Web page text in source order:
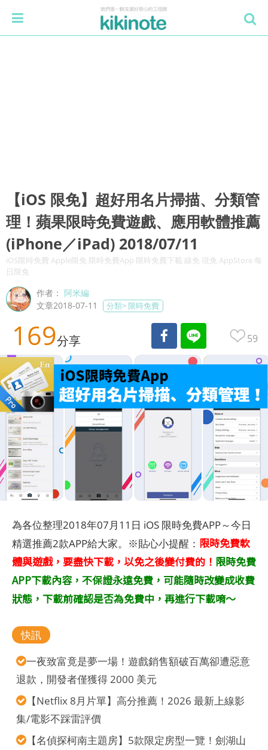
【iOS 限免】超好用名片掃描、分類管
理！蘋果限時免費遊戲、應用軟體推薦
(iPhone／iPad) 2018/07/11
iOS限時免費 Apple限免 限時免費App 限時免費下載 線免 現免 AppStore 每
日限免
作者： 阿米編
文章2018-07-11
分類>限時免費
169分享 59
為各位整理2018年07月11日 iOS 限時免費APP～今日
精選推薦2款APP給大家。※貼心小提醒： 限時免費軟
體與遊戲，要盡快下載，以免之後變付費的！ 限時免費
APP下載內容，不保證永遠免費，可能隨時改變成收費
狀態，下載前確認是否為免費中，再進行下載唷～
快訊
一夜致富竟是夢一場！遊戲銷售額破百萬卻遭惡意
退款，開發者僅獲得 2000 美元
【Netflix 8月片單】高分推薦！2026 最新上線影
集/電影不踩雷評價
【名偵探柯南主題房】5款限定房型一覽！劍湖山